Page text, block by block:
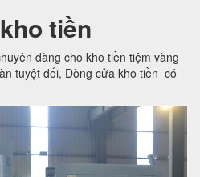
tiền
dàng cho kho tiền tiệm vàng
tuyệt đối, Dòng cửa kho tiền có